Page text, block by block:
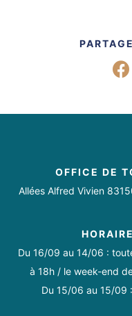
OFFICE DE
Allées Alfred Vivien
Du 16/09 au 14/06 :
à 18h / le week-end
Du 15/06 au 15/09